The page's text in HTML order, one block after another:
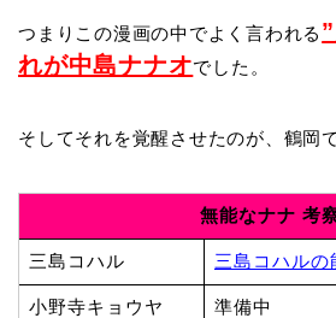
つまりこの漫画の中でよく言われる
れが中島ナナオでした。
そしてそれを覚醒させたのが、鶴岡
無能なナナ 考
三島コハル 三島コハルの
小野寺キョウヤ 準備中